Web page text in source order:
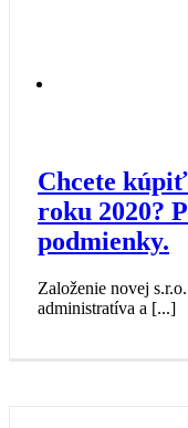
Chcete
roku 2020?
podmienky.
Založenie novej
administratíva a [...]